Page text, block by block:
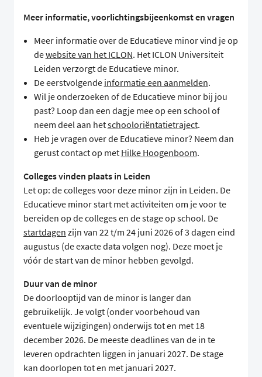
Meer informatie, voorlichtingsbijeenkomst en vragen
Meer informatie over de Educatieve minor vind je op
dewebsite van het ICLON. Het ICLON Universiteit
Leiden verzorgt de Educatieve minor.
De eerstvolgende informatie een aanmelden.
Wil je onderzoeken of de Educatieve minor bij jou
past? Loop dan een dagje mee op een school of
neem deel aan hetschooloriëntatietraject.
Heb je vragen over de Educatieve minor? Neem dan
gerust contact op met Hilke Hoogenboom.
Colleges vinden plaats in Leiden
Let op: de colleges voor deze minor zijn in Leiden. De
Educatieve minor start met activiteiten om je voor te
bereiden op de colleges en de stage op school. De
startdagen zijn van 22 t/m 24 juni 2026 of 3 dagen eind
augustus (de exacte data volgen nog). Deze moet je
vóór de start van de minor hebben gevolgd.
Duur van de minor
De doorlooptijd van de minor is langer dan
gebruikelijk. Je volgt (onder voorbehoud van
eventuele wijzigingen) onderwijs tot en met 18
december 2026. De meeste deadlines van de in te
leveren opdrachten liggen in januari 2027. De stage
kan doorlopen tot en met januari 2027.